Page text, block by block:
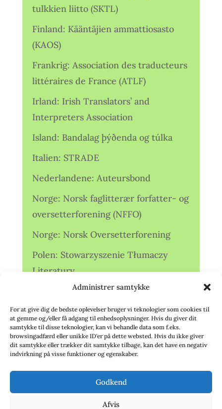
Administrer samtykke
For at give dig de bedste oplevelser bruger vi teknologier som cookies til
at gemme og/eller få adgang til enhedsoplysninger. Hvis du giver dit
samtykke til disse teknologier, kan vi behandle data som f.eks.
browsingadfærd eller unikke ID'er på dette websted. Hvis du ikke giver
dit samtykke eller trækker dit samtykke tilbage, kan det have en negativ
indvirkning på visse funktioner og egenskaber.
Godkend
Afvis
tulkkien liitto (SKTL)
Finland: Kääntäjien ammattiosasto
(KAOS)
Frankrig: Association des traducteurs
littéraires de France (ATLF)
Irland: Irish Translators’ and
Interpreters Association
Island: Bandalag þýðenda og túlka
Italien: STRADE
Nederlandene: Auteursbond
Norge: Norsk faglitterær forfatter- og
oversetterforening (NFFO)
Norge: Norsk Oversetterforening
Polen: Stowarzyszenie Tłumaczy
Literatury
Storbritannien: Translators
Association (TA)
Sverige: Översättarsektionen (Ö.)
Sverige: Översättarcentrum (ÖC)
deutschsprachiger Übersetzer (VdÜ)